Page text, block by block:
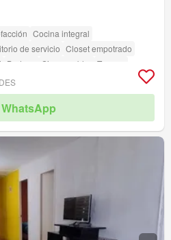
Cocina integral
de servicio Closet empotrado
Bodega Sin amueblar
Terraza
WhatsApp